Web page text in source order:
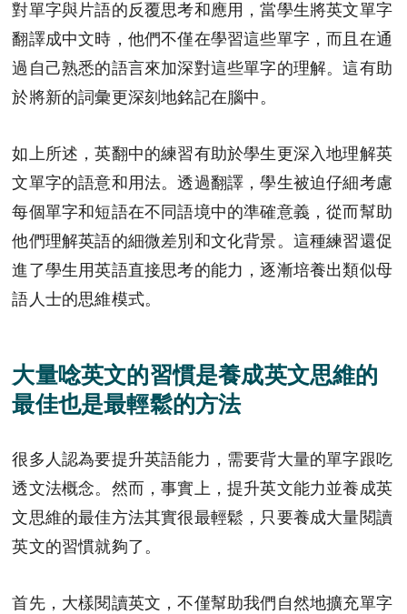
對單字與片語的反覆思考和應用，當學生將英文單字
翻譯成中文時，他們不僅在學習這些單字，而且在通
過自己熟悉的語言來加深對這些單字的理解。這有助
於將新的詞彙更深刻地銘記在腦中。
如上所述，英翻中的練習有助於學生更深入地理解英
文單字的語意和用法。透過翻譯，學生被迫仔細考慮
每個單字和短語在不同語境中的準確意義，從而幫助
他們理解英語的細微差別和文化背景。這種練習還促
進了學生用英語直接思考的能力，逐漸培養出類似母
語人士的思維模式。
大量唸英文的習慣是養成英文思維的
最佳也是最輕鬆的方法
很多人認為要提升英語能力，需要背大量的單字跟吃
透文法概念。然而，事實上，提升英文能力並養成英
文思維的最佳方法其實很最輕鬆，只要養成大量閱讀
英文的習慣就夠了。
首先，大樣閱讀英文，不僅幫助我們自然地擴充單字